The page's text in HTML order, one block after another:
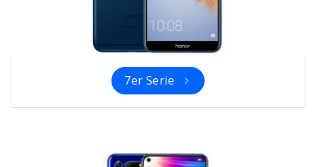
7er Serie